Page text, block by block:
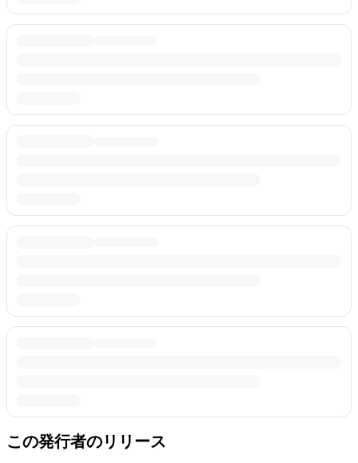
この発行者のリリース